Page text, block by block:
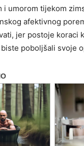
i umorom tijekom
afektivnog
jer postoje koraci
poboljšali svoje